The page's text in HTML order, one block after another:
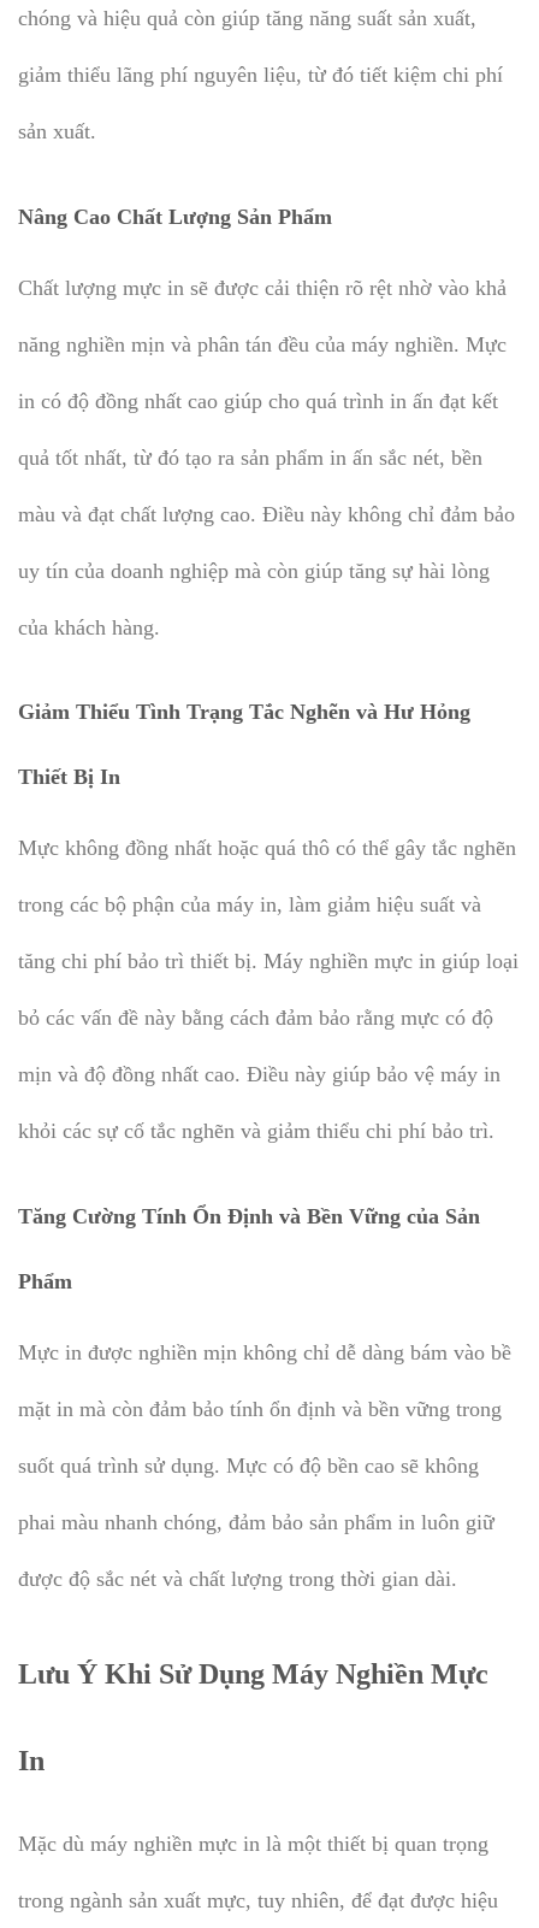
chóng và hiệu quả còn giúp tăng năng suất sản xuất,
giảm thiểu lãng phí nguyên liệu, từ đó tiết kiệm chi phí
sản xuất.
Nâng Cao Chất Lượng Sản Phẩm
Chất lượng mực in sẽ được cải thiện rõ rệt nhờ vào khả
năng nghiền mịn và phân tán đều của máy nghiền. Mực
in có độ đồng nhất cao giúp cho quá trình in ấn đạt kết
quả tốt nhất, từ đó tạo ra sản phẩm in ấn sắc nét, bền
màu và đạt chất lượng cao. Điều này không chỉ đảm bảo
uy tín của doanh nghiệp mà còn giúp tăng sự hài lòng
của khách hàng.
Giảm Thiểu Tình Trạng Tắc Nghẽn và Hư Hỏng
Thiết Bị In
Mực không đồng nhất hoặc quá thô có thể gây tắc nghẽn
trong các bộ phận của máy in, làm giảm hiệu suất và
tăng chi phí bảo trì thiết bị. Máy nghiền mực in giúp loại
bỏ các vấn đề này bằng cách đảm bảo rằng mực có độ
mịn và độ đồng nhất cao. Điều này giúp bảo vệ máy in
khỏi các sự cố tắc nghẽn và giảm thiểu chi phí bảo trì.
Tăng Cường Tính Ổn Định và Bền Vững của Sản
Phẩm
Mực in được nghiền mịn không chỉ dễ dàng bám vào bề
mặt in mà còn đảm bảo tính ổn định và bền vững trong
suốt quá trình sử dụng. Mực có độ bền cao sẽ không
phai màu nhanh chóng, đảm bảo sản phẩm in luôn giữ
được độ sắc nét và chất lượng trong thời gian dài.
Lưu Ý Khi Sử Dụng Máy Nghiền Mực
In
Mặc dù máy nghiền mực in là một thiết bị quan trọng
trong ngành sản xuất mực, tuy nhiên, để đạt được hiệu